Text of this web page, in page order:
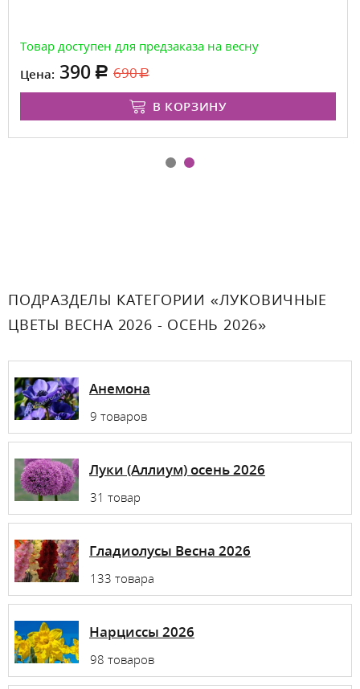
Товар доступен для предзаказа на весну
Цена: 390 690
В КОРЗИНУ
ПОДРАЗДЕЛЫ КАТЕГОРИИ «ЛУКОВИЧНЫЕ
ЦВЕТЫ ВЕСНА 2026 - ОСЕНЬ 2026»
Анемона
9 товаров
Луки (Аллиум) осень 2026
31 товар
Гладиолусы Весна 2026
133 товара
Нарциссы 2026
98 товаров